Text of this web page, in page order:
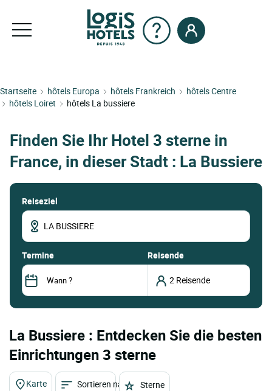
Startseite hôtels Europa hôtels Frankreich
hôtels Centre
hôtels Loiret
hôtels La bussiere
Finden Sie Ihr Hotel 3 sterne in
France, in dieser Stadt : La Bussiere
Reiseziel
termine Reisende
La Bussiere : Entdecken Sie die besten
Einrichtungen 3 sterne
Karte Sortieren nach Sterne